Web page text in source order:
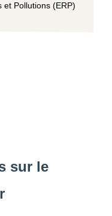
et Pollutions (ERP)
sur le